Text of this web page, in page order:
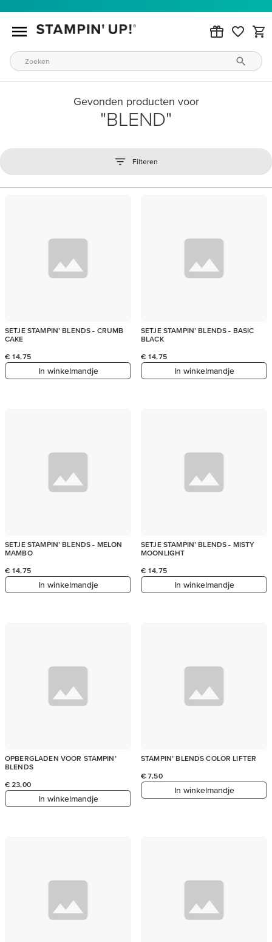
Gevonden producten voor
BLEND
Filteren
SETJE STAMPIN’ BLENDS - CRUMB
CAKE
€ 14,75
In winkelmandje
SETJE STAMPIN’ BLENDS - BASIC
BLACK
€ 14,75
In winkelmandje
SETJE STAMPIN’ BLENDS - MELON
MAMBO
€ 14,75
In winkelmandje
SETJE STAMPIN’ BLENDS - MISTY
MOONLIGHT
€ 14,75
In winkelmandje
OPBERGLADEN VOOR STAMPIN’
BLENDS
€ 23,00
In winkelmandje
STAMPIN’ BLENDS COLOR LIFTER
€ 7,50
In winkelmandje